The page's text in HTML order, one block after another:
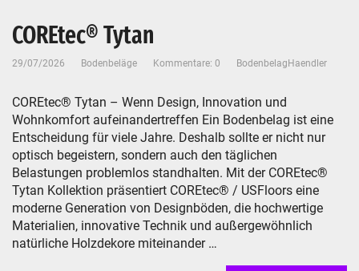
COREtec® Tytan
29/07/2026 Bodenbeläge Kommentare: 0 BodenbelagHaendler
COREtec® Tytan – Wenn Design, Innovation und
Wohnkomfort aufeinandertreffen Ein Bodenbelag ist eine
Entscheidung für viele Jahre. Deshalb sollte er nicht nur
optisch begeistern, sondern auch den täglichen
Belastungen problemlos standhalten. Mit der COREtec®
Tytan Kollektion präsentiert COREtec® / USFloors eine
moderne Generation von Designböden, die hochwertige
Materialien, innovative Technik und außergewöhnlich
natürliche Holzdekore miteinander …